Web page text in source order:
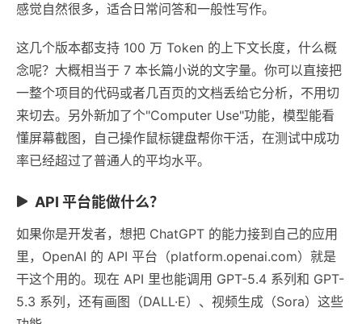
感觉自然很多，适合日常问答和一般性写作。
这几个版本都支持 100 万 Token 的上下文长度，什么概
念呢？大概相当于 7 本长篇小说的文字量。你可以直接把
一整个项目的代码或者几百页的文档丢给它分析，不用切
来切去。另外新加了个"Computer Use"功能，模型能看
懂屏幕截图，自己操作鼠标键盘帮你干活，在测试中成功
率已经超过了普通人的平均水平。
API 平台能做什么？
如果你是开发者，想把 ChatGPT 的能力接到自己的应用
里，OpenAI 的 API 平台（platform.openai.com）就是
干这个用的。现在 API 里也能调用 GPT-5.4 系列和 GPT-
5.3 系列，还有画图（DALL·E）、视频生成（Sora）这些